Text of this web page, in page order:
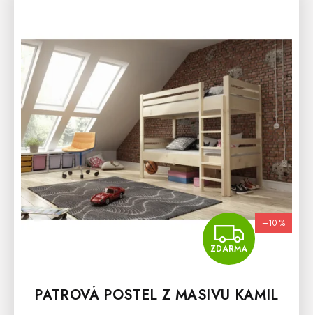
R
O
K
T
Ů
ZDARMA
–10 %
PATROVÁ POSTEL Z MASIVU KAMIL